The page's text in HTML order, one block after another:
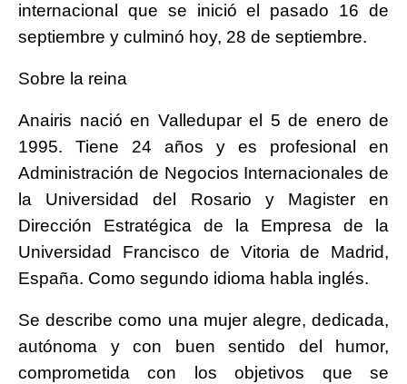
internacional que se inició el pasado 16 de
septiembre y culminó hoy, 28 de septiembre.
Sobre la reina
Anairis nació en Valledupar el 5 de enero de
1995. Tiene 24 años y es profesional en
Administración de Negocios Internacionales de
la Universidad del Rosario y Magister en
Dirección Estratégica de la Empresa de la
Universidad Francisco de Vitoria de Madrid,
España. Como segundo idioma habla inglés.
Se describe como una mujer alegre, dedicada,
autónoma y con buen sentido del humor,
comprometida con los objetivos que se